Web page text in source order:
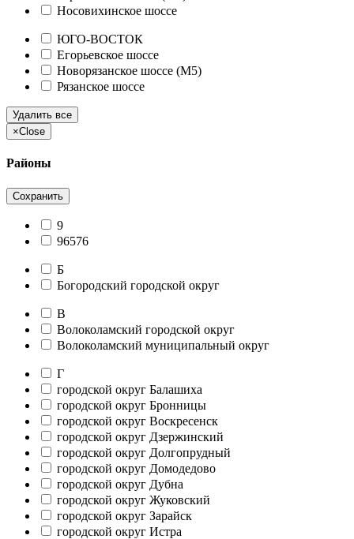
Носовихинское шоссе
ЮГО-ВОСТОК
Егорьевское шоссе
Новорязанское шоссе (М5)
Рязанское шоссе
Удалить все
×Close
Районы
Сохранить
9
96576
Б
Богородский городской округ
В
Волоколамский городской округ
Волоколамский муниципальный округ
Г
городской округ Балашиха
городской округ Бронницы
городской округ Воскресенск
городской округ Дзержинский
городской округ Долгопрудный
городской округ Домодедово
городской округ Дубна
городской округ Жуковский
городской округ Зарайск
городской округ Истра